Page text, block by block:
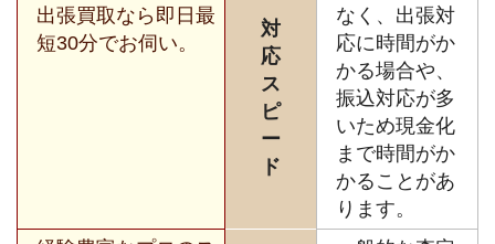
出張買取なら即日最
短30分でお伺い。
対
応
ス
ピ
ー
ド
なく、出張対
応に時間がか
かる場合や、
振込対応が多
いため現金化
まで時間がか
かることがあ
ります。